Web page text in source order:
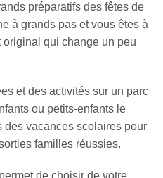
préparatifs des fêtes de
à grands pas et vous êtes à
original qui change un peu
et des activités sur un parc
ou petits-enfants le
des vacances scolaires pour
familles réussies.